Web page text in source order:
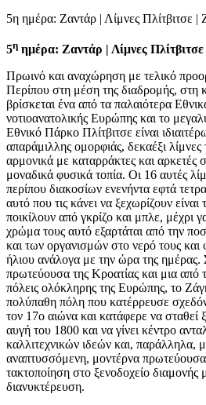
5η ημέρα: Ζαντάρ | Λίμνες Πλίτβιτσε |
5η ημέρα: Ζαντάρ | Λίμνες
Πρωινό και αναχώρηση με τελικό
Περίπου στη μέση της διαδρομής, στη
βρίσκεται ένα από τα παλαιότερα
νοτιοανατολικής Ευρώπης και το
Εθνικό Πάρκο Πλίτβιτσε είναι
απαράμιλλης ομορφιάς, δεκαέξι λίμνες
αρμονικά με καταρράκτες και αρκετές
μοναδικά φυσικά τοπία. Οι 16 αυτές
περίπου διακοσίων ενενήντα εφτά
αυτό που τις κάνει να ξεχωρίζουν
ποικίλουν από γκρίζο και μπλε, μέχρι
χρώμα τους αυτό εξαρτάται από την
και των οργανισμών στο νερό τους
ήλιου ανάλογα με την ώρα της ημέρας.
πρωτεύουσα της Κροατίας και μια από
πόλεις ολόκληρης της Ευρώπης, το
πολύπαθη πόλη που κατέρρευσε
τον 17ο αιώνα και κατάφερε να σταθεί
αυγή του 1800 και να γίνει κέντρο
καλλιτεχνικών ιδεών και, παράλληλα,
αναπτυσσόμενη, μοντέρνα
τακτοποίηση στο ξενοδοχείο διαμονής
διανυκτέρευση.